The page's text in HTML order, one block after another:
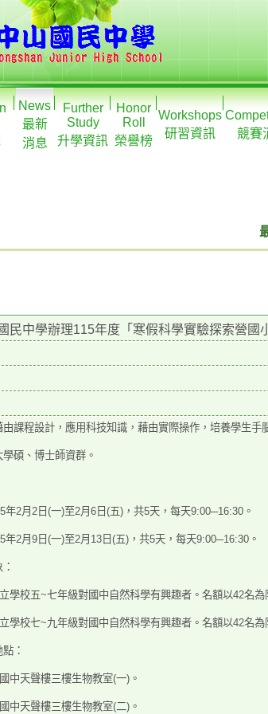
News
最新
消息
Further
Study
升學資訊
Honor
Roll
榮譽榜
Workshops
研習資訊
競賽
民中學辦理115年度「寒假科學實驗探索營
課程設計，應用科技知識，藉由實際操作，培養學生手
碩、博士師資群。
年2月2日(一)至2月6日(五)，共5天，每天9:00─16:30。
年2月9日(一)至2月13日(五)，共5天，每天9:00─16:30。
學校五~七年級對國中自然科學有興趣者。名額以42名
學校七~九年級對國中自然科學有興趣者。名額以42名
：
中天聲樓三樓生物教室(一)。
中天聲樓三樓生物教室(二)。